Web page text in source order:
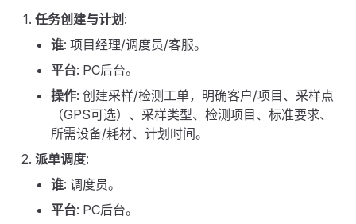
任务创建与计划 :
谁: 项目经理/调度员/客服。
平台: PC后台。
操作: 创建采样/检测工单，明确客户/项目、采样点
（GPS可选）、采样类型、检测项目、标准要求、
所需设备/耗材、计划时间。
派单调度:
谁: 调度员。
平台: PC后台。